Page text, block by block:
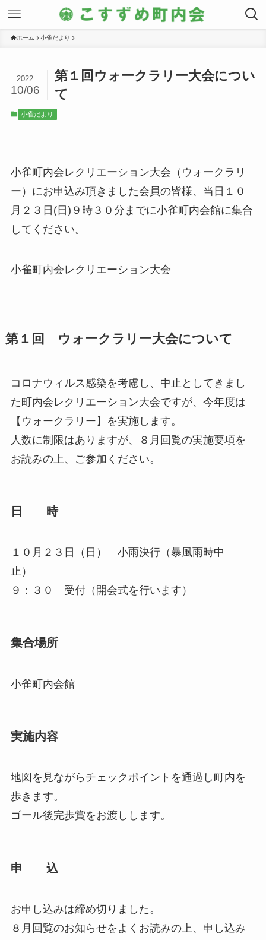
ホーム 小雀だより
第１回ウォークラリー大会につい
て
2022
10/06
小雀だより
小雀町内会レクリエーション大会（ウォークラリ
ー）にお申込み頂きました会員の皆様、当日 １０
月２３日(日)９時３０分 までに小雀町内会館に集合
してください。
小雀町内会レクリエーション大会
第１回 ウォークラリー大会について
コロナウィルス感染を考慮し、中止としてきまし
た町内会レクリエーション大会ですが、今年度は
【 ウォークラリー 】を実施します。
人数に制限はありますが、８月回覧の実施要項を
お読みの上、ご参加ください。
日 時
１０月２３日（日） 小雨決行（暴風雨時中
止）
９：３０ 受付（開会式を行います）
集合場所
小雀町内会館
実施内容
地図を見ながらチェックポイントを通過し町内を
歩きます。
ゴール後完歩賞をお渡しします。
申 込
お申し込みは締め切りました。
８月回覧のお知らせをよくお読みの上、申し込み